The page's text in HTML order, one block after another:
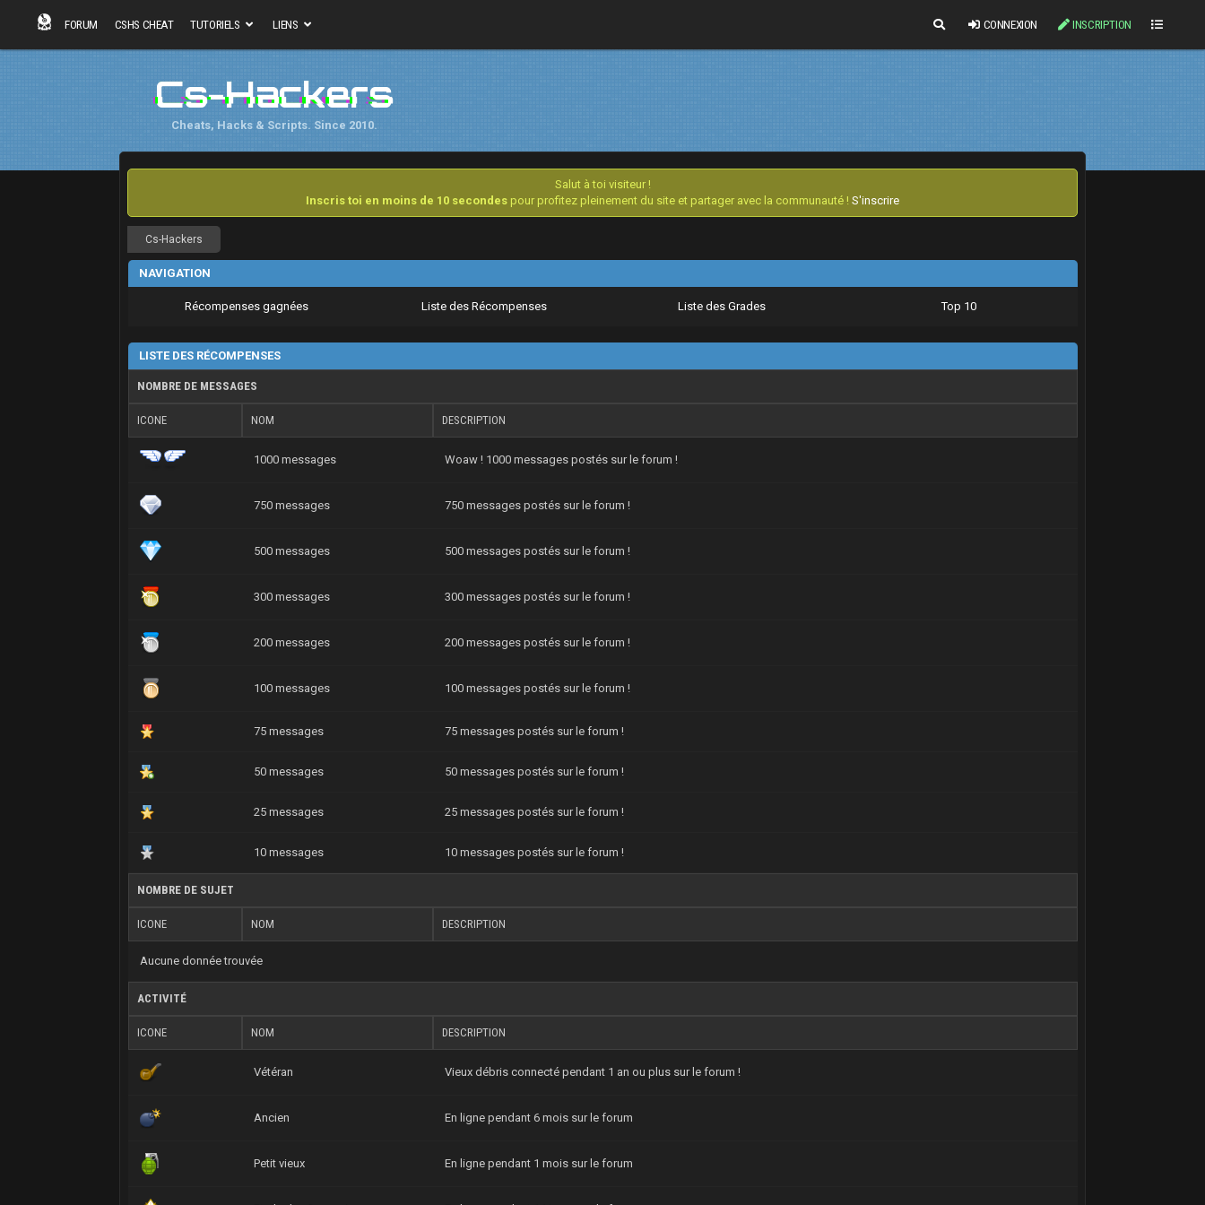
CONNEXION INSCRIPTION
FORUM CSHS CHEAT TUTORIELS LIENS
Cs-Hackers
Cheats, Hacks & Scripts. Since 2010.
Salut à toi visiteur !
Inscris toi en moins de 10 secondes pour profitez pleinement du site et partager avec la communauté ! S'inscrire
Cs-Hackers
NAVIGATION
Récompenses gagnées Liste des Récompenses Liste des Grades Top 10
LISTE DES RÉCOMPENSES
NOMBRE DE MESSAGES
ICONE NOM DESCRIPTION
1000 messages Woaw ! 1000 messages postés sur le forum !
750 messages 750 messages postés sur le forum !
500 messages 500 messages postés sur le forum !
300 messages 300 messages postés sur le forum !
200 messages 200 messages postés sur le forum !
100 messages 100 messages postés sur le forum !
75 messages 75 messages postés sur le forum !
50 messages 50 messages postés sur le forum !
25 messages 25 messages postés sur le forum !
10 messages 10 messages postés sur le forum !
NOMBRE DE SUJET
ICONE NOM DESCRIPTION
Aucune donnée trouvée
ACTIVITÉ
ICONE NOM DESCRIPTION
Vétéran Vieux débris connecté pendant 1 an ou plus sur le forum !
Ancien En ligne pendant 6 mois sur le forum
Petit vieux En ligne pendant 1 mois sur le forum